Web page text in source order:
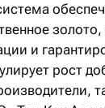
и
рост